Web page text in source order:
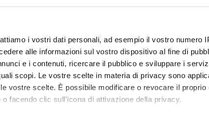
i vostri dati personali, ad esempio il vostro numero
alle informazioni sul vostro dispositivo al fine di
e i contenuti, ricercare il pubblico e sviluppare i
scopi. Le vostre scelte in materia di privacy sono
vostre scelte. È possibile modificare o revocare il
facendo clic sull'icona di attivazione della privacy.